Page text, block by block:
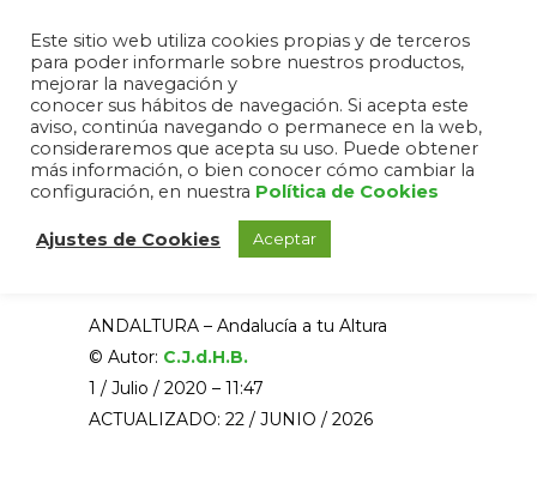
Comarca Sierra Sur
Comarca Sierra Sur en
la Provincia de Jaén,
Andalucía
ANDALTURA – Andalucía a tu Altura
© Autor: C.J.d.H.B.
1 / Julio / 2020 – 11:47
ACTUALIZADO: 22 / JUNIO / 2026
Este sitio web utiliza cookies propias y de terceros
para poder informarle sobre nuestros productos,
mejorar la navegación y
conocer sus hábitos de navegación. Si acepta este
aviso, continúa navegando o permanece en la web,
consideraremos que acepta su uso. Puede obtener
más información, o bien conocer cómo cambiar la
configuración, en nuestra Política de Cookies
Ajustes de Cookies Aceptar